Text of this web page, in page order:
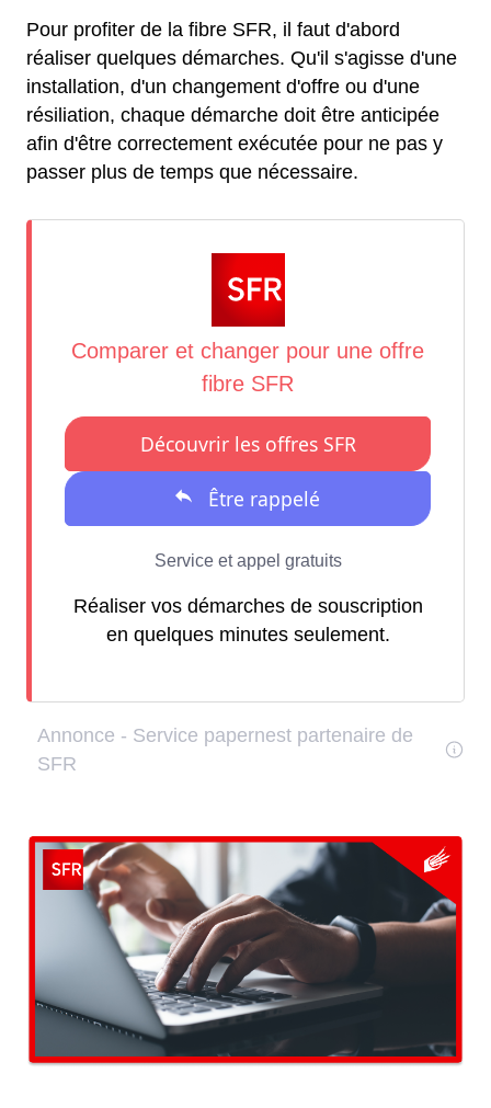
Pour profiter de la fibre SFR, il faut d'abord
réaliser quelques démarches. Qu'il s'agisse d'une
installation, d'un changement d'offre ou d'une
résiliation, chaque démarche doit être anticipée
afin d'être correctement exécutée pour ne pas y
passer plus de temps que nécessaire.
Réaliser vos démarches de souscription
en quelques minutes seulement.